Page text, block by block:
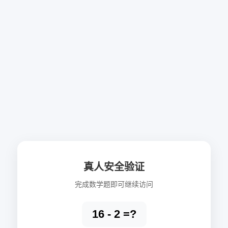
真人安全验证
完成数学题即可继续访问
16 - 2 =?